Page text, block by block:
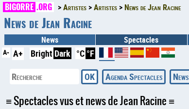
BIGORRE .ORG Artistes Artistes News de Jean Racine
News de Jean Racine
News Spectacles
A- A+ Bright Dark °C °F
Agenda Spectacles
News
Spectacles vus et news de Jean Racine